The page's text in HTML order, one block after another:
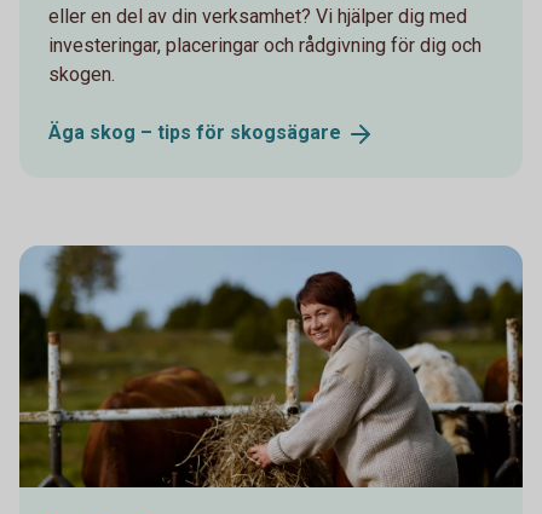
eller en del av din verksamhet? Vi hjälper dig med
investeringar, placeringar och rådgivning för dig och
skogen.
Äga skog – tips för skogsägare